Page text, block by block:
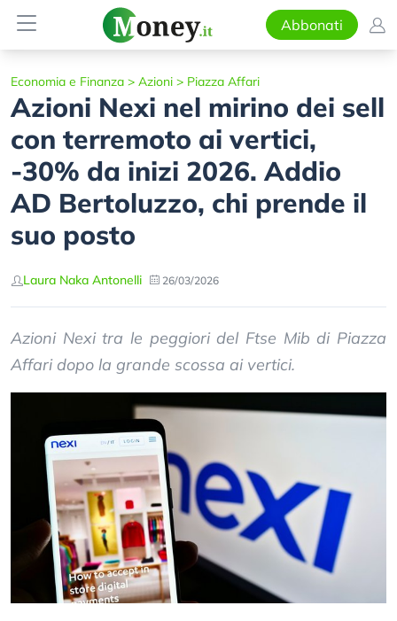
Abbonati
Economia e Finanza > Azioni > Piazza Affari
Azioni Nexi nel mirino dei sell
con terremoto ai vertici,
-30% da inizi 2026. Addio
AD Bertoluzzo, chi prende il
suo posto
Laura Naka Antonelli 26/03/2026
Azioni Nexi tra le peggiori del Ftse Mib di Piazza
Affari dopo la grande scossa ai vertici.